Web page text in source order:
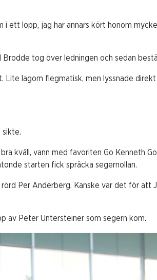
i ett lopp, jag har annars kört honom
tog över ledningen och sedan
lagom flegmatisk, men lyssnade direkt
sikte.
kväll, vann med favoriten Go Kenneth
starten fick spräcka segernollan.
Per Anderberg. Kanske var det för att
av Peter Untersteiner som segern kom.